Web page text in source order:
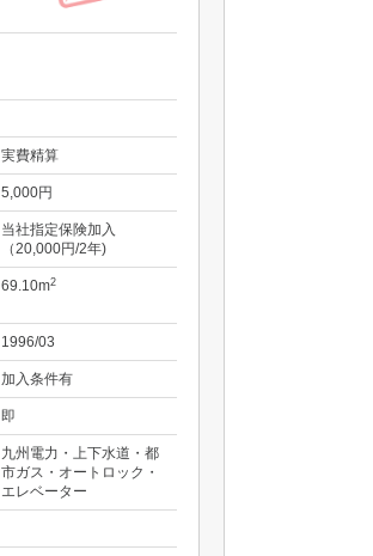
実費精算
5,000円
当社指定保険加入
（20,000円/2年)
69.10m2
1996/03
加入条件有
即
九州電力・上下水道・都
市ガス・オートロック・
エレベーター